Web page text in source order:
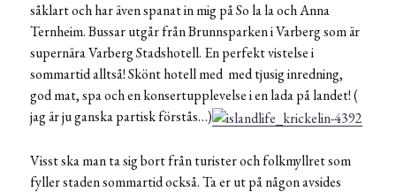
såklart och har även spanat in mig på So la la och Anna
Ternheim. Bussar utgår från Brunnsparken i Varberg som är
supernära Varberg Stadshotell. En perfekt vistelse i
sommartid alltså! Skönt hotell med med tjusig inredning,
god mat, spa och en konsertupplevelse i en lada på landet! (
jag är ju ganska partisk förstås…)
Visst ska man ta sig bort från turister och folkmyllret som
fyller staden sommartid också. Ta er ut på någon avsides